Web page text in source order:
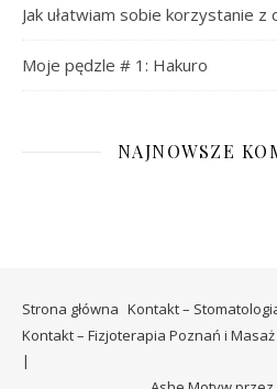
Jak ułatwiam sobie korzystanie
Moje pędzle # 1: Hakuro
NAJNOWSZE
Strona główna Kontakt –
Kontakt – Fizjoterapia Poznań i